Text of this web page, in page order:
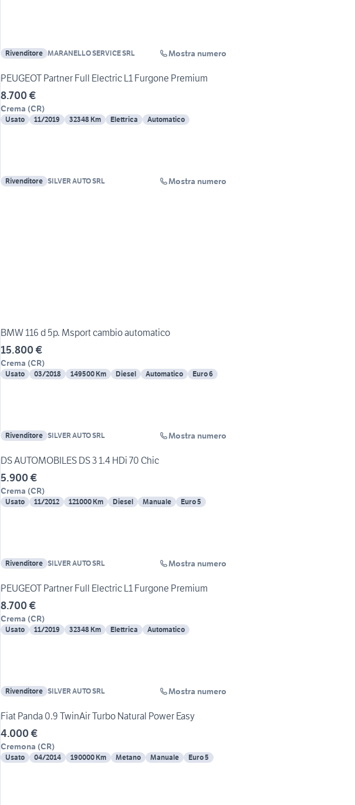
Rivenditore MARANELLO SERVICE SRL Mostra numero
PEUGEOT Partner Full Electric L1 Furgone Premium
8.700 €
Crema (CR)
Usato 11/2019 32348 Km Elettrica Automatico
Rivenditore SILVER AUTO SRL Mostra numero
BMW 116 d 5p. Msport cambio automatico
15.800 €
Crema (CR)
Usato 03/2018 149500 Km Diesel Automatico Euro 6
Rivenditore SILVER AUTO SRL Mostra numero
DS AUTOMOBILES DS 3 1.4 HDi 70 Chic
5.900 €
Crema (CR)
Usato 11/2012 121000 Km Diesel Manuale Euro 5
Rivenditore SILVER AUTO SRL Mostra numero
PEUGEOT Partner Full Electric L1 Furgone Premium
8.700 €
Crema (CR)
Usato 11/2019 32348 Km Elettrica Automatico
Rivenditore SILVER AUTO SRL Mostra numero
Fiat Panda 0.9 TwinAir Turbo Natural Power Easy
4.000 €
Cremona (CR)
Usato 04/2014 190000 Km Metano Manuale Euro 5